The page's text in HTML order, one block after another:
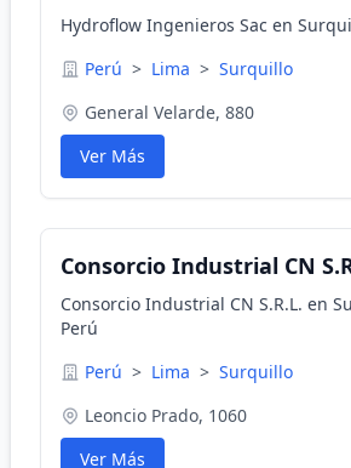
Hydroflow Ingenieros Sac en
Perú > Lima > Surquillo
General Velarde, 880
Ver Más
Consorcio Industrial CN
Consorcio Industrial CN S.R.L. en
Perú
Perú > Lima > Surquillo
Leoncio Prado, 1060
Ver Más